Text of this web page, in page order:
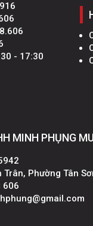
- 17:30
MINH PHỤNG
Phường Tân
606